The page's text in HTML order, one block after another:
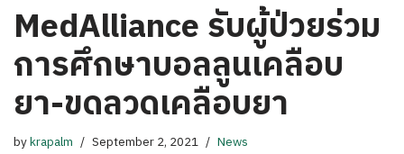
MedAlliance รับผู้ป่วยร่วม
การศึกษาบอลลูนเคลือบ
ยา-ขดลวดเคลือบยา
bykrapalm September 2, 2021 News